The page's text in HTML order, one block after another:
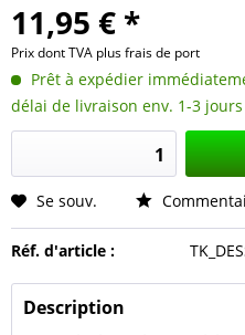
11,95 € *
Prix dont TVA plus frais de port
Prêt à expédier
délai de livraison env. 1-3
Se souv.
Réf. d'article :
Description